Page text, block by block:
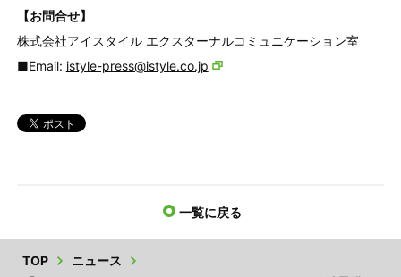
【お問合せ】
株式会社アイスタイル エクスターナルコミュニケーション室
■Email: istyle-press@istyle.co.jp
一覧に戻る
TOP
ニュース